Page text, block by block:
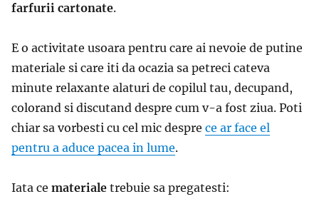
farfurii cartonate.
E o activitate usoara pentru care ai nevoie de putine
materiale si care iti da ocazia sa petreci cateva
minute relaxante alaturi de copilul tau, decupand,
colorand si discutand despre cum v-a fost ziua. Poti
chiar sa vorbesti cu cel mic despre ce ar face el
pentru a aduce pacea in lume.
Iata ce materiale trebuie sa pregatesti: